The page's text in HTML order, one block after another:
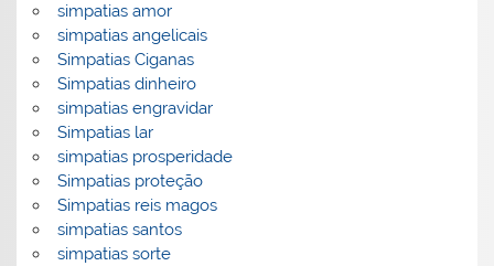
simpatias amor
simpatias angelicais
Simpatias Ciganas
Simpatias dinheiro
simpatias engravidar
Simpatias lar
simpatias prosperidade
Simpatias proteção
Simpatias reis magos
simpatias santos
simpatias sorte